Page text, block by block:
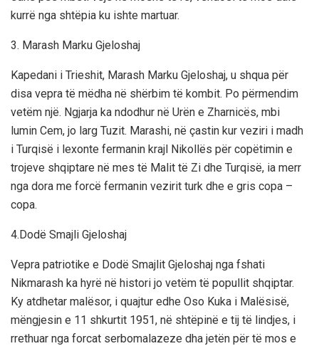
kurrë nga shtëpia ku ishte martuar.
3. Marash Marku Gjeloshaj
Kapedani i Trieshit, Marash Marku Gjeloshaj, u shqua për
disa vepra të mëdha në shërbim të kombit. Po përmendim
vetëm një. Ngjarja ka ndodhur në Urën e Zharnicës, mbi
lumin Cem, jo larg Tuzit. Marashi, në çastin kur veziri i madh
i Turqisë i lexonte fermanin krajl Nikollës për copëtimin e
trojeve shqiptare në mes të Malit të Zi dhe Turqisë, ia merr
nga dora me forcë fermanin vezirit turk dhe e gris copa –
copa.
4.Dodë Smajli Gjeloshaj
Vepra patriotike e Dodë Smajlit Gjeloshaj nga fshati
Nikmarash ka hyrë në histori jo vetëm të popullit shqiptar.
Ky atdhetar malësor, i quajtur edhe Oso Kuka i Malësisë,
mëngjesin e 11 shkurtit 1951, në shtëpinë e tij të lindjes, i
rrethuar nga forcat serbomalazeze dha jetën për të mos e